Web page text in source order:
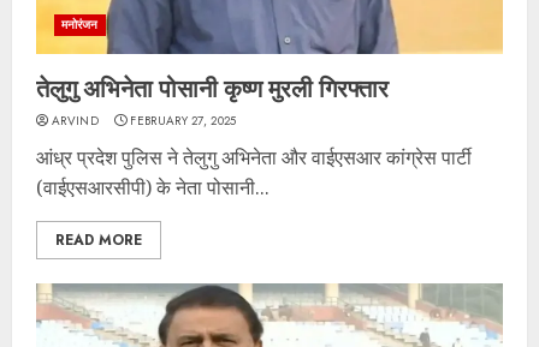
मनोरंजन
तेलुगु अभिनेता पोसानी कृष्ण मुरली गिरफ्तार
ARVIND FEBRUARY 27, 2025
आंध्र प्रदेश पुलिस ने तेलुगु अभिनेता और वाईएसआर कांग्रेस पार्टी
(वाईएसआरसीपी) के नेता पोसानी...
READ MORE